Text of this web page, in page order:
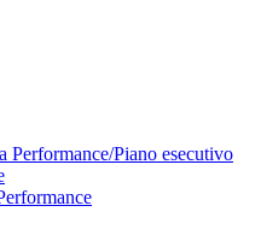
Performance/Piano esecutivo